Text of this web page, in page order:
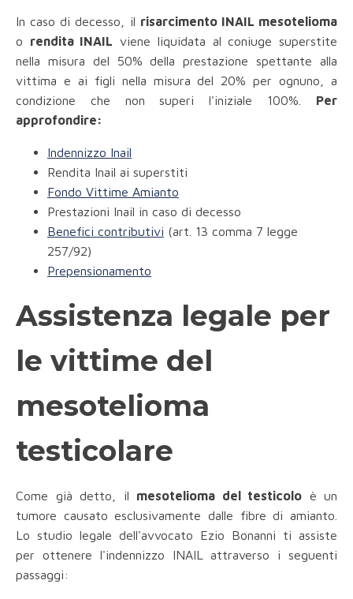
In caso di decesso, il risarcimento INAIL mesotelioma
o rendita INAIL viene liquidata al coniuge superstite
nella misura del 50% della prestazione spettante alla
vittima e ai figli nella misura del 20% per ognuno, a
condizione che non superi l'iniziale 100%. Per
approfondire:
Indennizzo Inail
Rendita Inail ai superstiti
Fondo Vittime Amianto
Prestazioni Inail in caso di decesso
Benefici contributivi (art. 13 comma 7 legge
257/92)
Prepensionamento
Assistenza legale per
le vittime del
mesotelioma
testicolare
Come già detto, il mesotelioma del testicolo è un
tumore causato esclusivamente dalle fibre di amianto.
Lo studio legale dell'avvocato Ezio Bonanni ti assiste
per ottenere l'indennizzo INAIL attraverso i seguenti
passaggi: